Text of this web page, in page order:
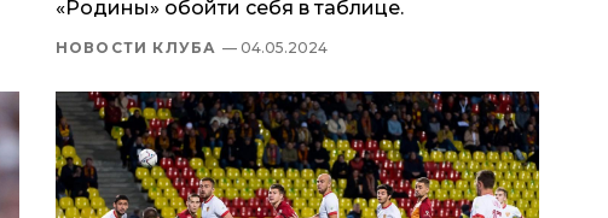
«Родины» обойти себя в таблице.
НОВОСТИ КЛУБА — 04.05.2024